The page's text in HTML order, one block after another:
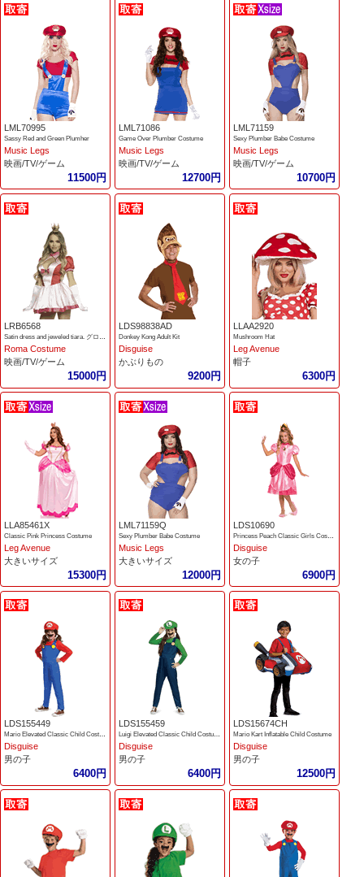
LML70995
Sassy Red and Green Plumher
Music Legs
映画/TV/ゲーム
11500円
LML71086
Game Over Plumber Costume
Music Legs
映画/TV/ゲーム
12700円
LML71159
Sexy Plumber Babe Costume
Music Legs
映画/TV/ゲーム
10700円
LRB6568
Satin dress and jeweled tiara. グローブは含まれません。
Roma Costume
映画/TV/ゲーム
15000円
LDS98838AD
Donkey Kong Adult Kit
Disguise
かぶりもの
9200円
LLAA2920
Mushroom Hat
Leg Avenue
帽子
6300円
LLA85461X
Classic Pink Princess Costume
Leg Avenue
大きいサイズ
15300円
LML71159Q
Sexy Plumber Babe Costume
Music Legs
大きいサイズ
12000円
LDS10690
Disguise
女の子
6900円
LDS155449
Mario Elevated Classic Child Costume
Disguise
男の子
6400円
LDS155459
Luigi Elevated Classic Child Costume
Disguise
男の子
6400円
LDS15674CH
Mario Kart Inflatable Child Costume
Disguise
男の子
12500円